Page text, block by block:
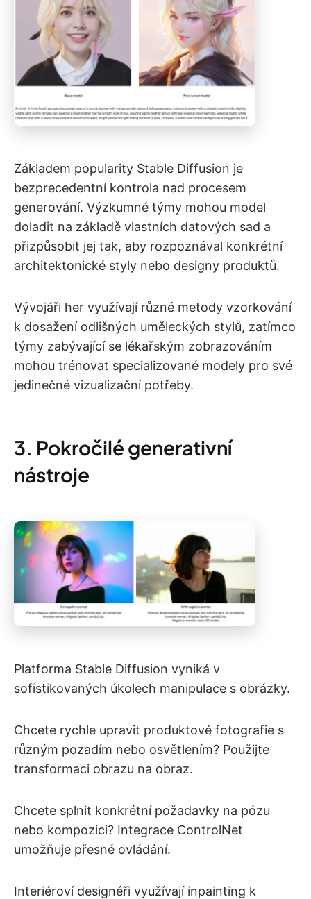
Základem popularity Stable Diffusion je
bezprecedentní kontrola nad procesem
generování. Výzkumné týmy mohou model
doladit na základě vlastních datových sad a
přizpůsobit jej tak, aby rozpoznával konkrétní
architektonické styly nebo designy produktů.
Vývojáři her využívají různé metody vzorkování
k dosažení odlišných uměleckých stylů, zatímco
týmy zabývající se lékařským zobrazováním
mohou trénovat specializované modely pro své
jedinečné vizualizační potřeby.
3. Pokročilé generativní
nástroje
Platforma Stable Diffusion vyniká v
sofistikovaných úkolech manipulace s obrázky.
Chcete rychle upravit produktové fotografie s
různým pozadím nebo osvětlením? Použijte
transformaci obrazu na obraz.
Chcete splnit konkrétní požadavky na pózu
nebo kompozici? Integrace ControlNet
umožňuje přesné ovládání.
Interiéroví designéři využívají inpainting k